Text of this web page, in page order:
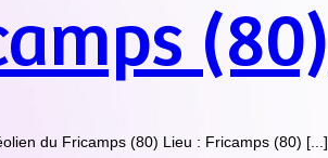
(80)
du Fricamps (80) Lieu : Fricamps (80) [...]